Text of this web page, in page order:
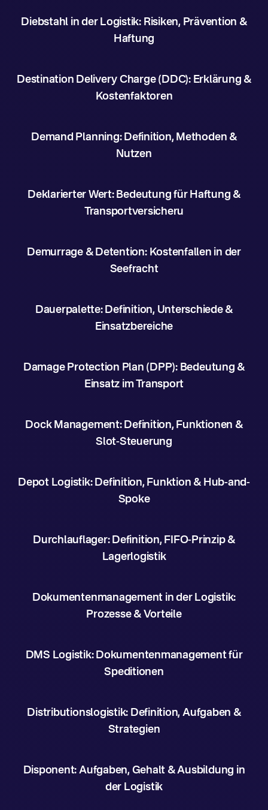
Diebstahl in der Logistik: Risiken, Prävention &
Haftung
Destination Delivery Charge (DDC): Erklärung &
Kostenfaktoren
Demand Planning: Definition, Methoden &
Nutzen
Deklarierter Wert: Bedeutung für Haftung &
Transportversicheru
Demurrage & Detention: Kostenfallen in der
Seefracht
Dauerpalette: Definition, Unterschiede &
Einsatzbereiche
Damage Protection Plan (DPP): Bedeutung &
Einsatz im Transport
Dock Management: Definition, Funktionen &
Slot-Steuerung
Depot Logistik: Definition, Funktion & Hub-and-
Spoke
Durchlauflager: Definition, FIFO-Prinzip &
Lagerlogistik
Dokumentenmanagement in der Logistik:
Prozesse & Vorteile
DMS Logistik: Dokumentenmanagement für
Speditionen
Distributionslogistik: Definition, Aufgaben &
Strategien
Disponent: Aufgaben, Gehalt & Ausbildung in
der Logistik